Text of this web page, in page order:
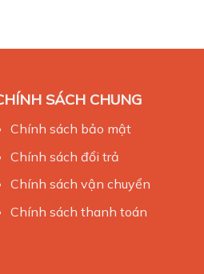
SÁCH CHUNG
Chính sách bảo mật
Chính sách đổi trả
Chính sách vận chuyển
Chính sách thanh toán